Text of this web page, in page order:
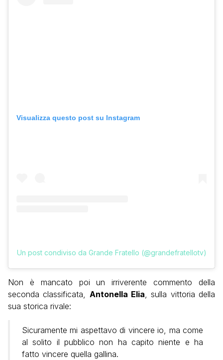
Visualizza questo post su Instagram
Un post condiviso da Grande Fratello (@grandefratellotv)
Non è mancato poi un irriverente commento della
seconda classificata, Antonella Elia, sulla vittoria della
sua storica rivale:
Sicuramente mi aspettavo di vincere io, ma come
al solito il pubblico non ha capito niente e ha
fatto vincere quella gallina.